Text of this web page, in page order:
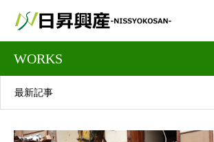
WORKS
最新記事